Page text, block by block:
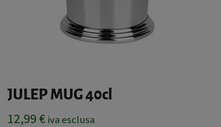
JULEP MUG 40cl
12,99 € iva esclusa